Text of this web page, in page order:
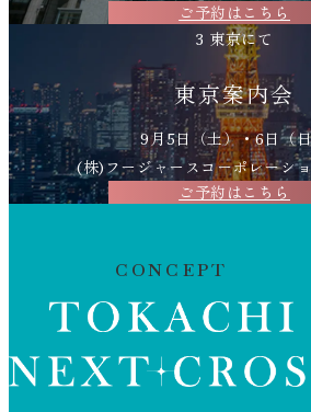
ご予約はこちら
3 東京にて
東京案内会
9月5日（土）・6日（
(株)フージャースコーポレーシ
ご予約はこちら
CONCEPT